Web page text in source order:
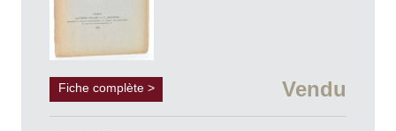
Fiche complète > Vendu